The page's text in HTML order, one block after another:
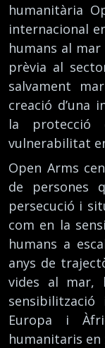
humanitària
internacional
humans al
prèvia al
salvament
creació d’una
la protecció
vulnerabilitat
Open Arms
de persones
persecució i
com en la
humans a
anys de
vides al mar,
Europa i
humanitaris en